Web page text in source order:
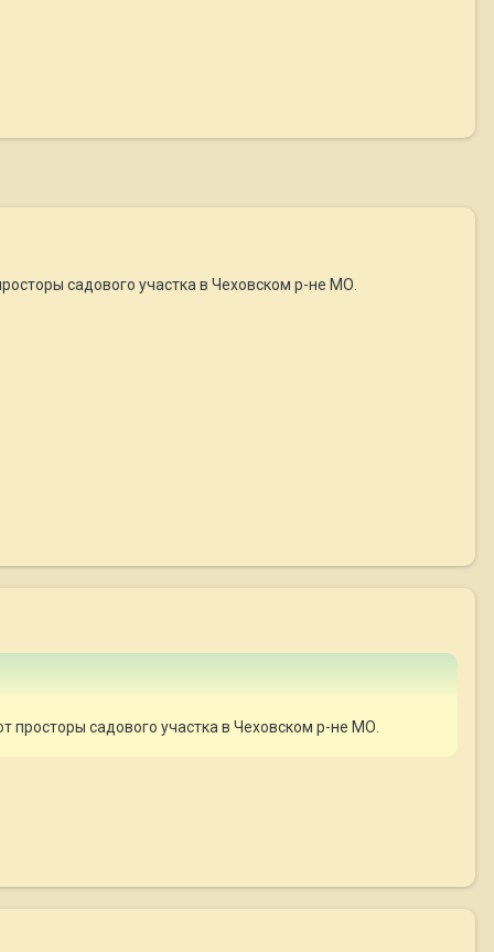
садового участка в Чеховском р-не МО.
просторы садового участка в Чеховском р-не МО.